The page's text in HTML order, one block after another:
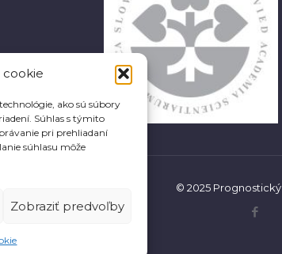
cookie
ako sú súbory
Súhlas s týmito
pri prehliadaní
súhlasu môže
Zobraziť predvoľby
© 2025 Prognostický